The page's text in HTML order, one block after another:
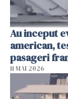
Au inceput
american,
pasageri
11 MAI 2026